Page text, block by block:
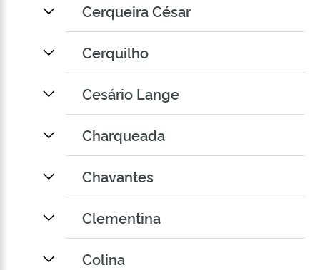
Cerqueira César
Cerquilho
Cesário Lange
Charqueada
Chavantes
Clementina
Colina